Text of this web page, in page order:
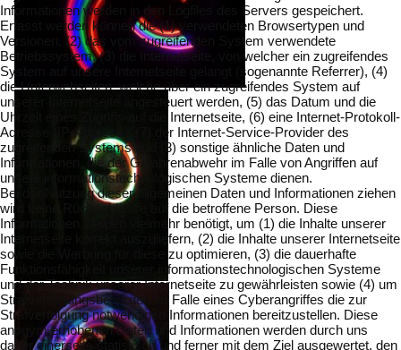
Informationen werden in den Logfiles des Servers gespeichert.
Erfasst werden können die (1) verwendeten Browsertypen und
Versionen, (2) das vom zugreifenden System verwendete
Betriebssystem, (3) die Internetseite, von welcher ein zugreifendes
System auf unsere Internetseite gelangt (sogenannte Referrer), (4)
die Unterwebseiten, welche über ein zugreifendes System auf
unserer Internetseite angesteuert werden, (5) das Datum und die
Uhrzeit eines Zugriffs auf die Internetseite, (6) eine Internet-Protokoll-
Adresse (IP-Adresse), (7) der Internet-Service-Provider des
zugreifenden Systems und (8) sonstige ähnliche Daten und
Informationen, die der Gefahrenabwehr im Falle von Angriffen auf
unsere informationstechnologischen Systeme dienen.
Bei der Nutzung dieser allgemeinen Daten und Informationen ziehen
wird keine Rückschlüsse auf die betroffene Person. Diese
Informationen werden vielmehr benötigt, um (1) die Inhalte unserer
Internetseite korrekt auszuliefern, (2) die Inhalte unserer Internetseite
sowie die Werbung für diese zu optimieren, (3) die dauerhafte
Funktionsfähigkeit unserer informationstechnologischen Systeme
und der Technik unserer Internetseite zu gewährleisten sowie (4) um
Strafverfolgungsbehörden im Falle eines Cyberangriffes die zur
Strafverfolgung notwendigen Informationen bereitzustellen. Diese
anonym erhobenen Daten und Informationen werden durch uns
daher einerseits statistisch und ferner mit dem Ziel ausgewertet, den